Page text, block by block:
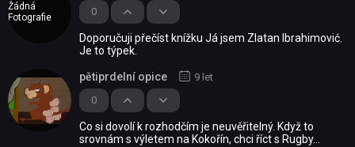
Žádná
Fotografie
0
Doporučuji přečíst knížku Já jsem Zlatan Ibrahimović.
Je to týpek.
0
pětiprdelní opice 9 let
Co si dovolí k rozhodčím je neuvěřitelný. Když to
srovnám s výletem na Kokořín, chci říct s Rugby...